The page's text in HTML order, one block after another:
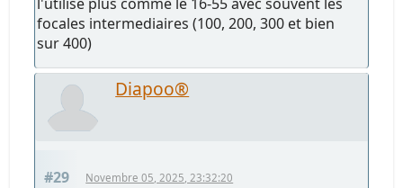
focales intermediaires (100, 200, 300 et bien
sur 400)
Diapoo®
#29 Novembre 05, 2025, 23:32:20